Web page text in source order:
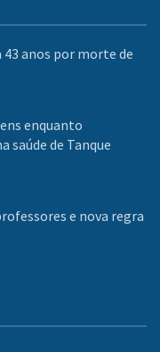
anos por morte de
enquanto
saúde de Tanque
e nova regra